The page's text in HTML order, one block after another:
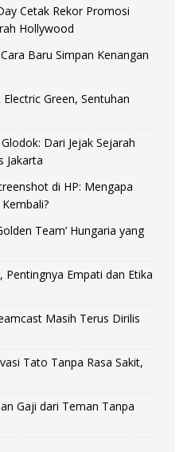
Cetak Rekor Promosi
Hollywood
Baru Simpan Kenangan
Green, Sentuhan
Dari Jejak Sejarah
Jakarta
di HP: Mengapa
Team’ Hungaria yang
Pentingnya Empati dan Etika
Masih Terus Dirilis
Tato Tanpa Rasa Sakit,
Gaji dari Teman Tanpa